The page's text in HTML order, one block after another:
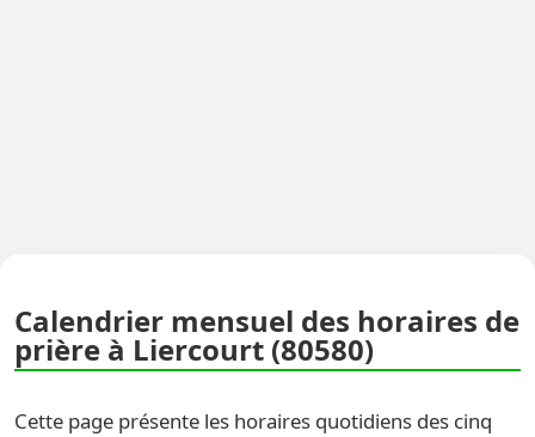
Calendrier mensuel des horaires de
prière à Liercourt (80580)
Cette page présente les horaires quotidiens des cinq